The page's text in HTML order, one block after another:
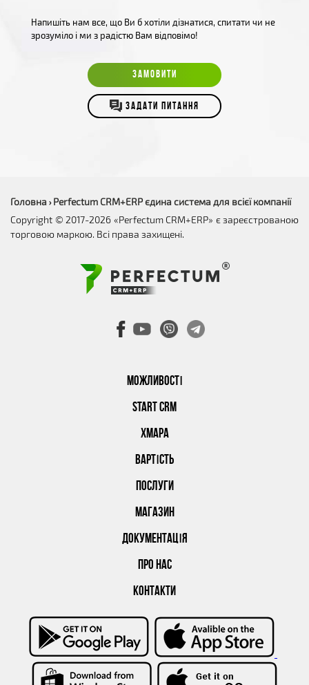
Напишіть нам все, що Ви б хотіли дізнатися, спитати чи не
зрозуміло і ми з радістю Вам відповімо!
ЗАМОВИТИ
ЗАДАТИ ПИТАННЯ
МОЖЛИВОСТІ
START CRM
ХМАРА
ВАРТІСТЬ
ПОСЛУГИ
МАГАЗИН
ДОКУМЕНТАЦІЯ
ПРО НАС
КОНТАКТИ
Головна › Perfectum CRM+ERP єдина система для всієї компанії
Copyright © 2017-2026 «Perfectum CRM+ERP» є зареєстрованою
торговою маркою. Всі права захищені.